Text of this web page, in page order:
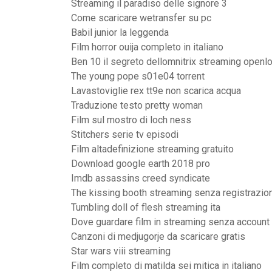
Streaming il paradiso delle signore 3
Come scaricare wetransfer su pc
Babil junior la leggenda
Film horror ouija completo in italiano
Ben 10 il segreto dellomnitrix streaming
The young pope s01e04 torrent
Lavastoviglie rex tt9e non scarica acqua
Traduzione testo pretty woman
Film sul mostro di loch ness
Stitchers serie tv episodi
Film altadefinizione streaming gratuito
Download google earth 2018 pro
Imdb assassins creed syndicate
The kissing booth streaming senza
Tumbling doll of flesh streaming ita
Dove guardare film in streaming senza account
Canzoni di medjugorje da scaricare gratis
Star wars viii streaming
Film completo di matilda sei mitica in italiano